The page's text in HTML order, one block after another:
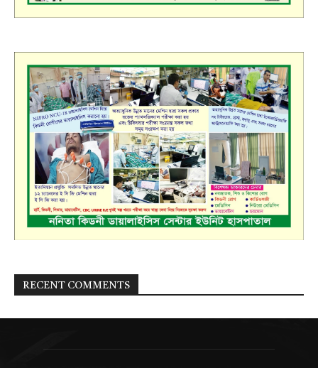
RECENT COMMENTS